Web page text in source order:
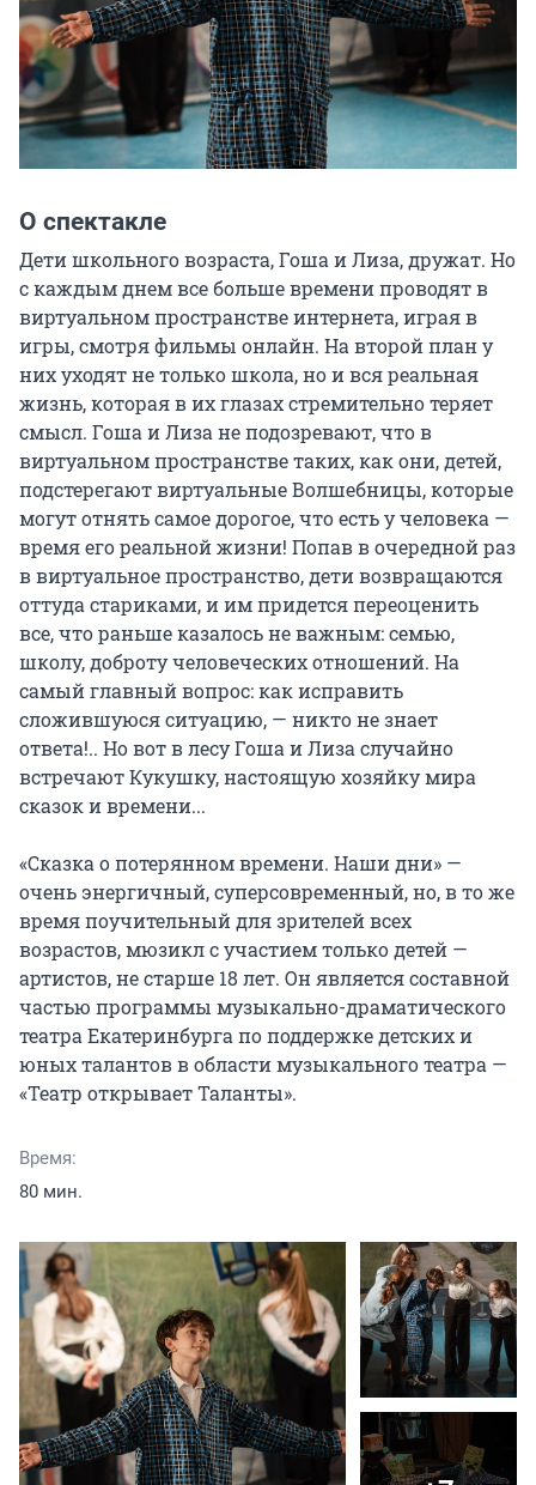
О спектакле
Дети школьного возраста, Гоша и Лиза, дружат. Но
с каждым днем все больше времени проводят в
виртуальном пространстве интернета, играя в
игры, смотря фильмы онлайн. На второй план у
них уходят не только школа, но и вся реальная
жизнь, которая в их глазах стремительно теряет
смысл. Гоша и Лиза не подозревают, что в
виртуальном пространстве таких, как они, детей,
подстерегают виртуальные Волшебницы, которые
могут отнять самое дорогое, что есть у человека —
время его реальной жизни! Попав в очередной раз
в виртуальное пространство, дети возвращаются
оттуда стариками, и им придется переоценить
все, что раньше казалось не важным: семью,
школу, доброту человеческих отношений. На
самый главный вопрос: как исправить
сложившуюся ситуацию, — никто не знает
ответа!.. Но вот в лесу Гоша и Лиза случайно
встречают Кукушку, настоящую хозяйку мира
сказок и времени...
«Сказка о потерянном времени. Наши дни» —
очень энергичный, суперсовременный, но, в то же
время поучительный для зрителей всех
возрастов, мюзикл с участием только детей —
артистов, не старше 18 лет. Он является составной
частью программы музыкально-драматического
театра Екатеринбурга по поддержке детских и
юных талантов в области музыкального театра —
«Театр открывает Таланты».
Время:
80 мин.